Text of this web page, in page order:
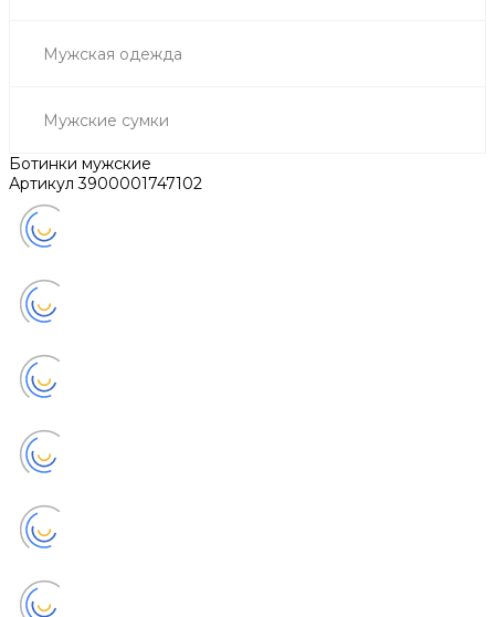
Мужская одежда
Мужские сумки
Ботинки мужские
Артикул3900001747102